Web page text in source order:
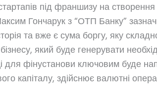
під франшизу на
Гончарук з “ОТП Банку”
та вже є сума боргу, яку
який буде генерувати
для фінустанови ключовим буде
капіталу, здійснює валютні